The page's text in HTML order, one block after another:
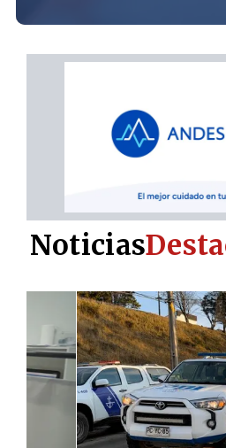
Noticias